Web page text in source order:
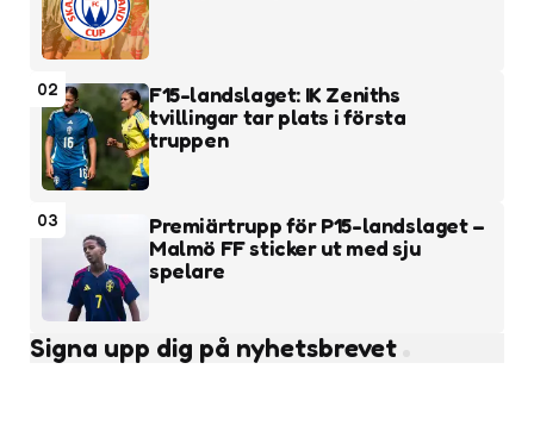
02
F15-landslaget: IK Zeniths
tvillingar tar plats i första
truppen
03
Premiärtrupp för P15-landslaget –
Malmö FF sticker ut med sju
spelare
Signa upp dig på nyhetsbrevet